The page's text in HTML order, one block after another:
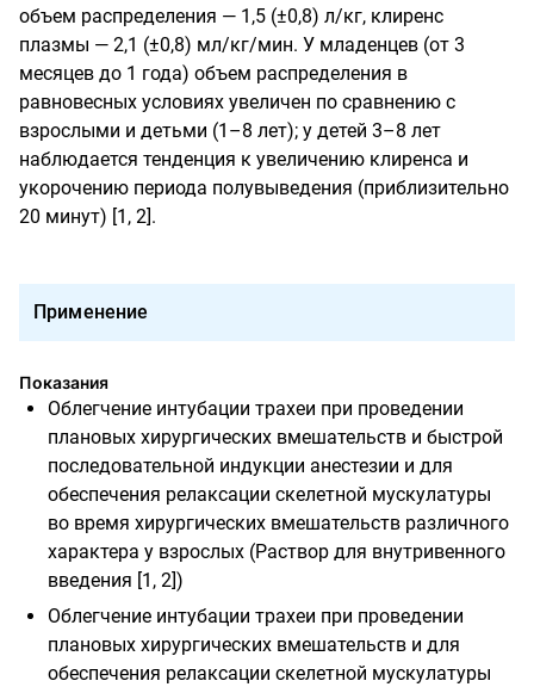
объем распределения — 1,5 (±0,8) л/кг, клиренс
плазмы — 2,1 (±0,8) мл/кг/мин. У младенцев (от 3
месяцев до 1 года) объем распределения в
равновесных условиях увеличен по сравнению с
взрослыми и детьми (1–8 лет); у детей 3–8 лет
наблюдается тенденция к увеличению клиренса и
укорочению периода полувыведения (приблизительно
20 минут) [1, 2].
Применение
Показания
Облегчение интубации трахеи при проведении
плановых хирургических вмешательств и быстрой
последовательной индукции анестезии и для
обеспечения релаксации скелетной мускулатуры
во время хирургических вмешательств различного
характера у взрослых (Раствор для внутривенного
введения [1, 2])
Облегчение интубации трахеи при проведении
плановых хирургических вмешательств и для
обеспечения релаксации скелетной мускулатуры